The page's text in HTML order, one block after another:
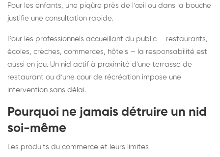
Pour les enfants, une piqûre près de l'œil ou dans la bouche
justifie une consultation rapide.
Pour les professionnels accueillant du public — restaurants,
écoles, crèches, commerces, hôtels — la responsabilité est
aussi en jeu. Un nid actif à proximité d'une terrasse de
restaurant ou d'une cour de récréation impose une
intervention sans délai.
Pourquoi ne jamais détruire un nid
soi-même
Les produits du commerce et leurs limites